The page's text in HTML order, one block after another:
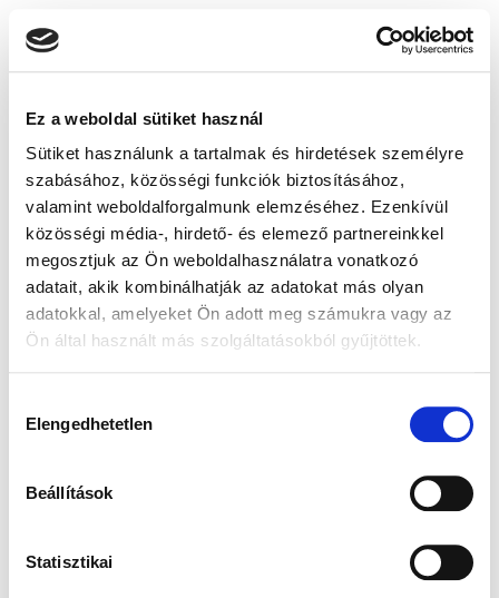
Ez a weboldal sütiket használ
Sütiket használunk a tartalmak és hirdetések személyre
szabásához, közösségi funkciók biztosításához,
valamint weboldalforgalmunk elemzéséhez. Ezenkívül
közösségi média-, hirdető- és elemező partnereinkkel
megosztjuk az Ön weboldalhasználatra vonatkozó
adatait, akik kombinálhatják az adatokat más olyan
adatokkal, amelyeket Ön adott meg számukra vagy az
Ön által használt más szolgáltatásokból gyűjtöttek.
kiválasztása
Elengedhetetlen
Beállítások
Statisztikai